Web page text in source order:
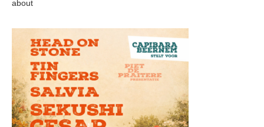
about